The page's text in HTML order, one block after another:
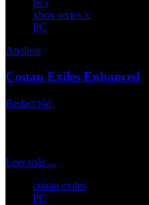
xbox series x
PC
Analisis
Conan Exiles Enhanced
Redacción
Leer más ...
conan exiles
PC